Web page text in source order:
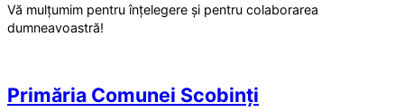
Vă mulțumim pentru înțelegere și pentru colaborarea
dumneavoastră!
Primăria Comunei Scobinți